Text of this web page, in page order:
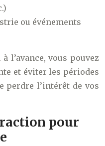
ou événements
l’avance, vous pouvez
et éviter les périodes
perdre l’intérêt de vos
pour